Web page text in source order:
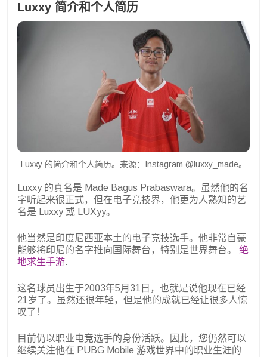
Luxxy 简介和个人简历
Luxxy 的简介和个人简历。来源：Instagram @luxxy_made。
Luxxy 的真名是 Made Bagus Prabaswara。虽然他的名
字听起来很正式，但在电子竞技界，他更为人熟知的艺
名是 Luxxy 或 LUXyy。
他当然是印度尼西亚本土的电子竞技选手。他非常自豪
能够将印尼的名字推向国际舞台，特别是世界舞台。 绝
地求生手游.
这名球员出生于2003年5月31日，也就是说他现在已经
21岁了。虽然还很年轻，但是他的成就已经让很多人惊
叹了！
目前仍以职业电竞选手的身份活跃。因此，您仍然可以
继续关注他在 PUBG Mobile 游戏世界中的职业生涯的